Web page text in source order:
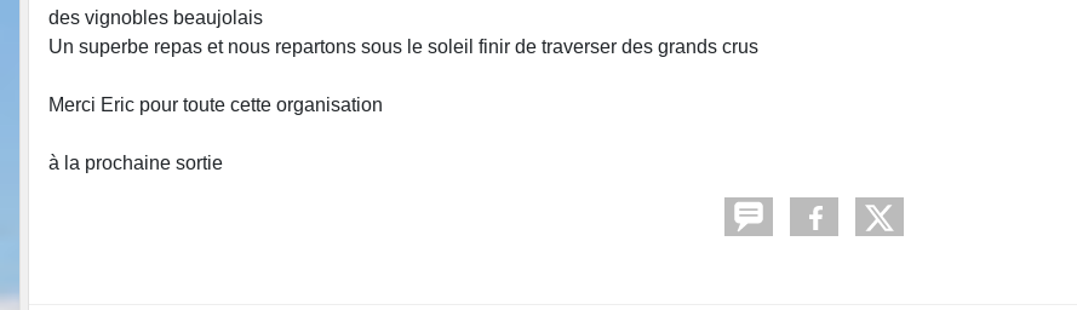
des vignobles beaujolais
Un superbe repas et nous repartons sous le soleil finir de traverser des grands crus
Merci Eric pour toute cette organisation
à la prochaine sortie